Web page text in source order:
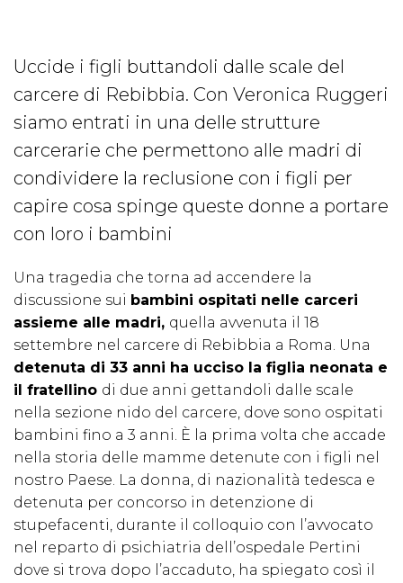
Uccide i figli buttandoli dalle scale del
carcere di Rebibbia. Con Veronica Ruggeri
siamo entrati in una delle strutture
carcerarie che permettono alle madri di
condividere la reclusione con i figli per
capire cosa spinge queste donne a portare
con loro i bambini
Una tragedia che torna ad accendere la
discussione sui bambini ospitati nelle carceri
assieme alle madri, quella avvenuta il 18
settembre nel carcere di Rebibbia a Roma. Una
detenuta di 33 anni ha ucciso la figlia neonata e
il fratellino di due anni gettandoli dalle scale
nella sezione nido del carcere, dove sono ospitati
bambini fino a 3 anni. È la prima volta che accade
nella storia delle mamme detenute con i figli nel
nostro Paese. La donna, di nazionalità tedesca e
detenuta per concorso in detenzione di
stupefacenti, durante il colloquio con l’avvocato
nel reparto di psichiatria dell’ospedale Pertini
dove si trova dopo l’accaduto, ha spiegato così il